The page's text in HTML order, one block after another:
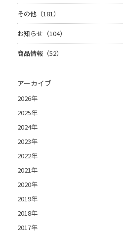
その他（181）
お知らせ（104）
商品情報（52）
アーカイブ
2026年
2025年
2024年
2023年
2022年
2021年
2020年
2019年
2018年
2017年